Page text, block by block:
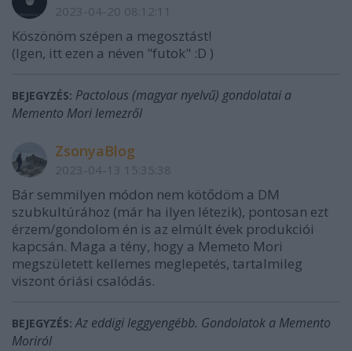
2023-04-20 08:12:11
Köszönöm szépen a megosztást!
(Igen, itt ezen a néven "futok" :D )
BEJEGYZÉS: Pactolous (magyar nyelvű) gondolatai a
Memento Mori lemezről
ZsonyaBlog
2023-04-13 15:35:38
Bár semmilyen módon nem kötődöm a DM
szubkultúrához (már ha ilyen létezik), pontosan ezt
érzem/gondolom én is az elmúlt évek produkciói
kapcsán. Maga a tény, hogy a Memeto Mori
megszületett kellemes meglepetés, tartalmileg
viszont óriási csalódás.
BEJEGYZÉS:Az eddigi leggyengébb. Gondolatok a Memento
Moriról